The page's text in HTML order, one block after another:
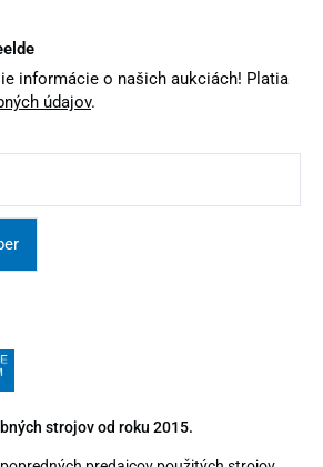
informácie o našich aukciách! Platia
údajov.
strojov od roku 2015.